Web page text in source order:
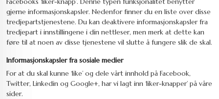
gjerne informasjonskapsler. Nedenfor finner du en liste over disse
tredjepartstjenestene. Du kan deaktivere informasjonskapsler fra
tredjepart i innstillingene i din nettleser, men merk at dette kan
føre til at noen av disse tjenestene vil slutte å fungere slik de skal.
Informasjonskapsler fra sosiale medier
For at du skal kunne ‘like’ og dele vårt innhold på Facebook,
Twitter, Linkedin og Google+, har vi lagt inn ‘liker-knapper’ på våre
sider.